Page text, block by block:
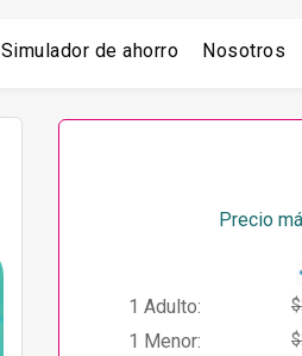
Simulador de ahorro Nosotros
Precio
1 Adulto:
1 Menor: